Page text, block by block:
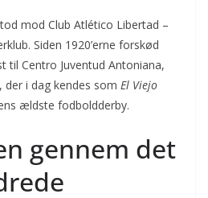
mod Club Atlético Libertad –
Siden 1920’erne forskød
til Centro Juventud Antoniana,
i dag kendes som El Viejo
ældste fodboldderby.
gennem det